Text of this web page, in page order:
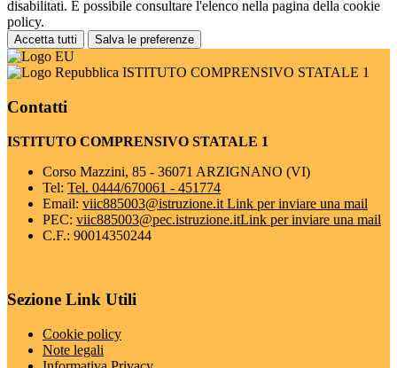
disabilitati. È possibile consultare l'elenco nella pagina della cookie
policy.
Accetta tutti Salva le preferenze
ISTITUTO COMPRENSIVO STATALE 1
Contatti
ISTITUTO COMPRENSIVO STATALE 1
Corso Mazzini, 85 - 36071 ARZIGNANO (VI)
Tel: Tel. 0444/670061 - 451774
Email: viic885003@istruzione.it Link per inviare una mail
PEC: viic885003@pec.istruzione.itLink per inviare una mail
C.F.: 90014350244
Sezione Link Utili
Cookie policy
Note legali